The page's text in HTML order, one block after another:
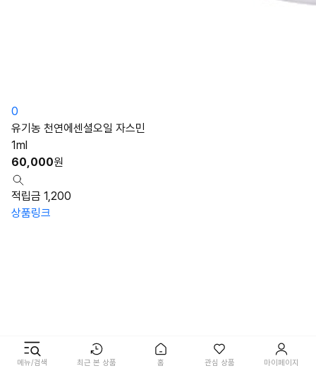
메뉴/검색 최근 본 상품 홈 관심 상품 마이페이지
0
유기농 천연에센셜오일 자스민
1ml
60,000원
적립금 1,200
상품링크